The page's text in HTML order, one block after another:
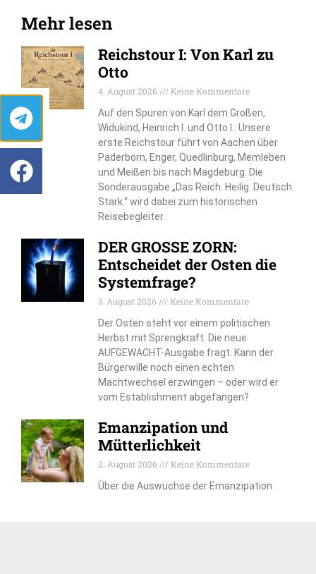
Mehr lesen
Reichstour I: Von Karl zu
Otto
4. August 2026
Keine Kommentare
Auf den Spuren von Karl dem Großen,
Widukind, Heinrich I. und Otto I.: Unsere
erste Reichstour führt von Aachen über
Paderborn, Enger, Quedlinburg, Memleben
und Meißen bis nach Magdeburg. Die
Sonderausgabe „Das Reich. Heilig. Deutsch.
Stark.“ wird dabei zum historischen
Reisebegleiter.
DER GROSSE ZORN:
Entscheidet der Osten die
Systemfrage?
3. August 2026
Keine Kommentare
Der Osten steht vor einem politischen
Herbst mit Sprengkraft. Die neue
AUFGEWACHT-Ausgabe fragt: Kann der
Bürgerwille noch einen echten
Machtwechsel erzwingen – oder wird er
vom Establishment abgefangen?
Emanzipation und
Mütterlichkeit
2. August 2026
Keine Kommentare
Über die Auswüchse der Emanzipation